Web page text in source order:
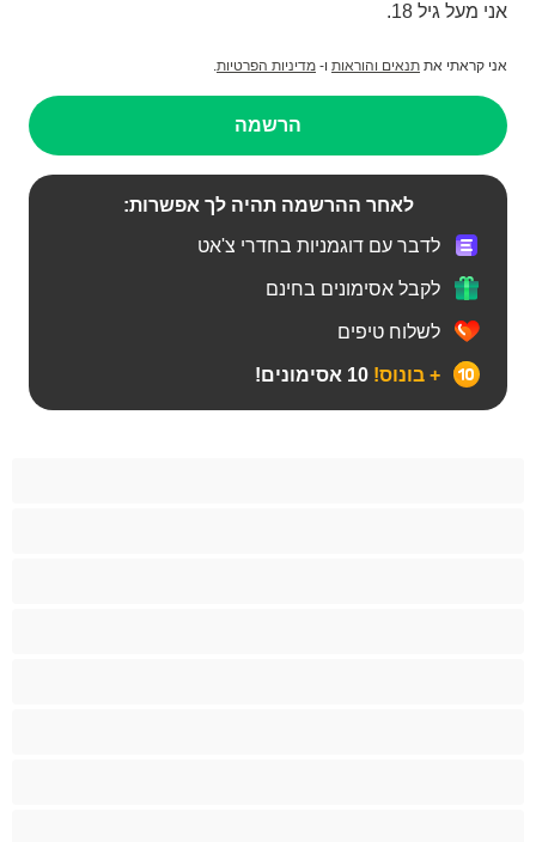
אני מעל גיל 18.
אני קראתי את תנאים והוראות ו- מדיניות הפרטיות.
הרשמה
לאחר ההרשמה תהיה לך אפשרות:
לדבר עם דוגמניות בחדרי צ'אט
לקבל אסימונים בחינם
לשלוח טיפים
+ בונוס!